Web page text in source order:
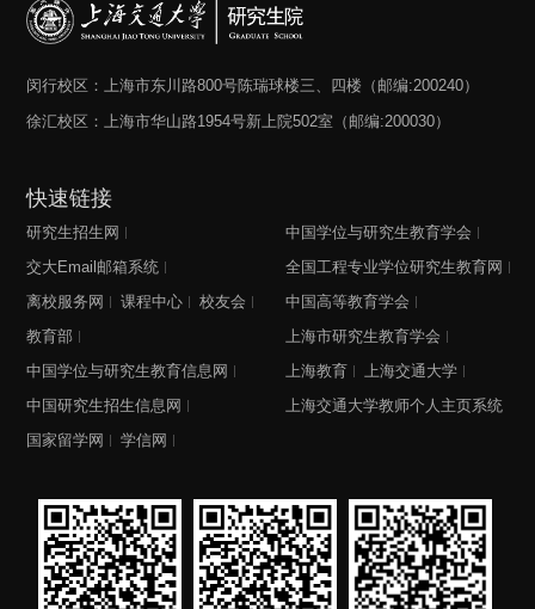
闵行校区：上海市东川路800号陈瑞球楼三、四楼（邮编:200240）
徐汇校区：上海市华山路1954号新上院502室（邮编:200030）
快速链接
研究生招生网
交大Email邮箱系统
离校服务网
课程中心
校友会
教育部
中国学位与研究生教育信息网
中国研究生招生信息网
国家留学网
学信网
中国学位与研究生教育学会
全国工程专业学位研究生教育网
中国高等教育学会
上海市研究生教育学会
上海教育
上海交通大学
上海交通大学教师个人主页系统